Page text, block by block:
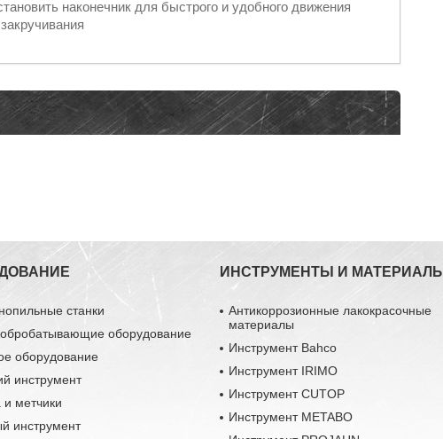
наконечник для быстрого и удобного движения
станки
оборудование
оборудование
инструмент
метчики
инструмент
ИНСТРУМЕНТЫ И МАТЕРИАЛЫ
Антикоррозионные лакокрасочные
материалы
Инструмент Bahco
Инструмент IRIMO
Инструмент CUTOP
Инструмент METABO